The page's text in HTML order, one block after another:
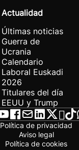
Actualidad
Últimas noticias
Guerra de
Ucrania
Calendario
Laboral Euskadi
2026
Titulares del día
EEUU y Trump
Política de privacidad
Aviso legal
Política de cookies